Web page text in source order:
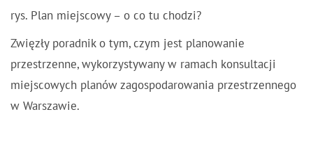
rys. Plan miejscowy – o co tu chodzi?
Zwięzły poradnik o tym, czym jest planowanie
przestrzenne, wykorzystywany w ramach konsultacji
miejscowych planów zagospodarowania przestrzennego
w Warszawie.